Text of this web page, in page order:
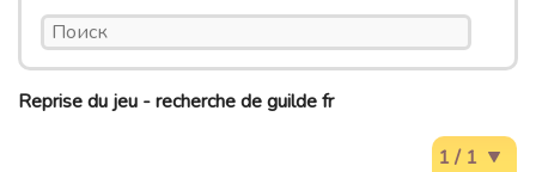
Reprise du jeu - recherche de guilde fr
1 / 1